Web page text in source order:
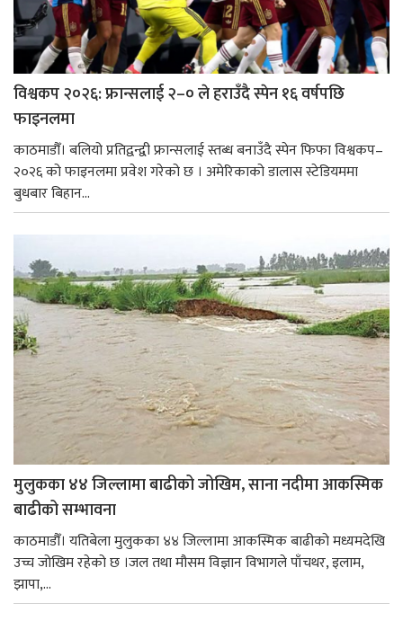
विश्वकप २०२६: फ्रान्सलाई २–० ले हराउँदै स्पेन १६ वर्षपछि
फाइनलमा
काठमाडौँ। बलियो प्रतिद्वन्द्वी फ्रान्सलाई स्तब्ध बनाउँदै स्पेन फिफा विश्वकप–
२०२६ को फाइनलमा प्रवेश गरेको छ । अमेरिकाको डालास स्टेडियममा
बुधबार बिहान...
मुलुकका ४४ जिल्लामा बाढीको जोखिम, साना नदीमा आकस्मिक
बाढीको सम्भावना
काठमाडौँ। यतिबेला मुलुकका ४४ जिल्लामा आकस्मिक बाढीको मध्यमदेखि
उच्च जोखिम रहेको छ ।जल तथा मौसम विज्ञान विभागले पाँचथर, इलाम,
झापा,...